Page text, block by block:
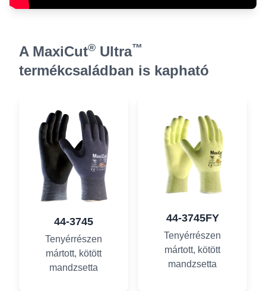
A MaxiCut® Ultra™
termékcsaládban is kapható
44-3745
Tenyérrészen
mártott, kötött
mandzsetta
44-3745FY
Tenyérrészen
mártott, kötött
mandzsetta